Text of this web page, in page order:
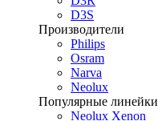
D3S
Производители
Philips
Osram
Narva
Neolux
Популярные линейки
Neolux Xenon